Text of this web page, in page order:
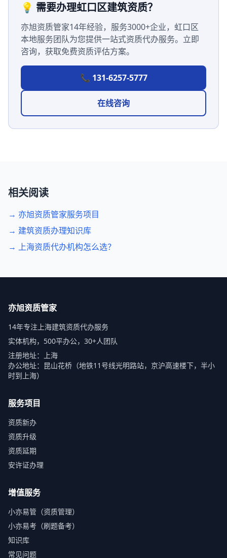
💡 需要办理虹口区建筑资质？
亦旭资质管家14年经验，服务3000+企业，虹口区
本地服务团队为您提供一站式资质代办服务。立即
咨询，获取免费资质评估方案。
📞 131-6257-5777
在线咨询
相关阅读
→ 亦旭资质管家服务项目
→ 建筑资质办理知识库
→ 上海资质代办机构怎么选？
亦旭资质管家
14年专注上海建筑资质代办服务
实体机构，500平办公，30+人团队
注册地址：上海
办公地址：昆山花桥（地铁11号线光明路站，京沪高速楼下，半小
时到上海）
服务项目
资质新办
资质升级
资质延期
安许证办理
增值服务
小亦易管（资质管理）
小亦易考（刷题备考）
知识库
常见问题